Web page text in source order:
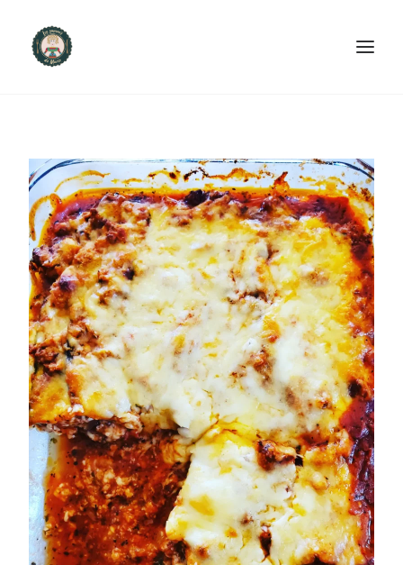
PRODUITS ET SERVICES
NOUS CONTACTER
RECETTES
FAQ
SEARCH